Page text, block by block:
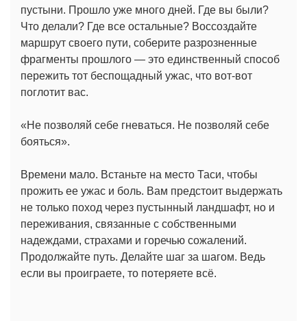
пустыни. Прошло уже много дней. Где вы были?
Что делали? Где все остальные? Воссоздайте
маршрут своего пути, соберите разрозненные
фрагменты прошлого — это единственный способ
пережить тот беспощадный ужас, что вот-вот
поглотит вас.
«Не позволяй себе гневаться. Не позволяй себе
бояться».
Времени мало. Встаньте на место Таси, чтобы
прожить ее ужас и боль. Вам предстоит выдержать
не только поход через пустынный ландшафт, но и
переживания, связанные с собственными
надеждами, страхами и горечью сожалений.
Продолжайте путь. Делайте шаг за шагом. Ведь
если вы проиграете, то потеряете всё.